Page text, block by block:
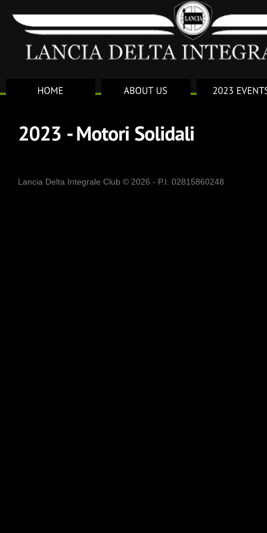
Lancia Delta Integrale Club © 2026 - P.I. 02815860248